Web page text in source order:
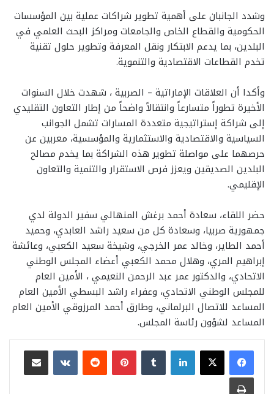
وشدد الجانبان على أهمية تطوير شراكات عملية بين المؤسسات
الحكومية والقطاع الخاص والجامعات ومراكز البحث العلمي في
البلدين، بما يدعم الابتكار ونقل المعرفة وتطوير حلول تقنية
تخدم القطاعات الاقتصادية والتنموية.
وأكدا أن العلاقات الإماراتية – الصربية ، شهدت خلال السنوات
الأخيرة تطوراً متسارعاً وانتقالاً واضحاً من إطار التعاون التقليدي
إلى شراكة إستراتيجية متعددة المسارات تشمل الجوانب
السياسية والاقتصادية والاستثمارية والمؤسسية، معربين عن
حرصهما على مواصلة تطوير هذه الشراكة بما يخدم مصالح
البلدين الصديقين ويعزز فرص الاستقرار والتنمية والتعاون
الإقليمي.
حضر اللقاء، سعادة أحمد برغش المنهالي سفير الدولة لدي
جمهورية صربيا، وسعادة كل من سعيد راشد العابدي، وحميد
أحمد الطاير، وخالد عمر الخرجي، وشيخة سعيد الكعبي، وعائشة
إبراهيم المري، وهلال محمد الكعبي أعضاء المجلس الوطني
الاتحادي، والدكتور عمر عبد الرحمن النعيمي ، الأمين العام
للمجلس الوطني الاتحادي، وعفراء راشد البسطي الأمين العام
المساعد للاتصال البرلماني، وطارق أحمد المرزوقي الأمين العام
المساعد لشؤون رئاسة المجلس.
لينكدإن بينتيريست
مشاركة عبر البريد
طباعة